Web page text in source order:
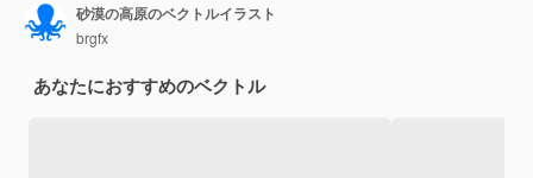
砂漠の高原のベクトルイラスト
brgfx
あなたにおすすめのベクトル